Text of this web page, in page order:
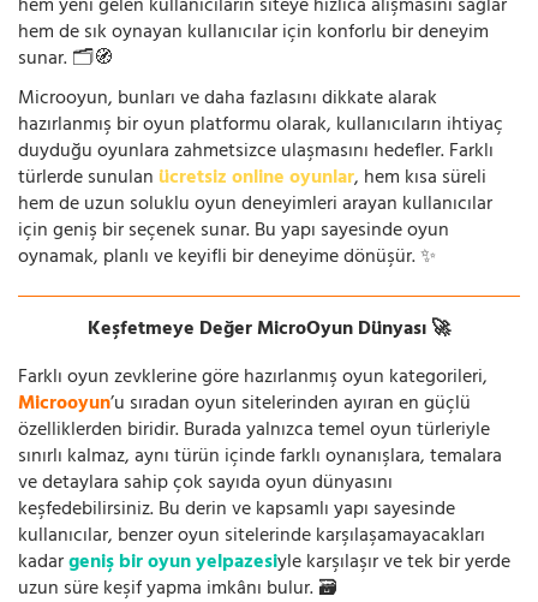
hem de sık oynayan kullanıcılar için konforlu bir deneyim
sunar. 🗂️🧭
Microoyun, bunları ve daha fazlasını dikkate alarak
hazırlanmış bir oyun platformu olarak, kullanıcıların ihtiyaç
duyduğu oyunlara zahmetsizce ulaşmasını hedefler. Farklı
türlerde sunulan ücretsiz online oyunlar, hem kısa süreli
hem de uzun soluklu oyun deneyimleri arayan kullanıcılar
için geniş bir seçenek sunar. Bu yapı sayesinde oyun
oynamak, planlı ve keyifli bir deneyime dönüşür. ✨
Keşfetmeye Değer MicroOyun Dünyası 🚀
Farklı oyun zevklerine göre hazırlanmış oyun kategorileri,
Microoyun’u sıradan oyun sitelerinden ayıran en güçlü
özelliklerden biridir. Burada yalnızca temel oyun türleriyle
sınırlı kalmaz, aynı türün içinde farklı oynanışlara, temalara
ve detaylara sahip çok sayıda oyun dünyasını
keşfedebilirsiniz. Bu derin ve kapsamlı yapı sayesinde
kullanıcılar, benzer oyun sitelerinde karşılaşamayacakları
kadargeniş bir oyun yelpazesiyle karşılaşır ve tek bir yerde
uzun süre keşif yapma imkânı bulur. 🗃️